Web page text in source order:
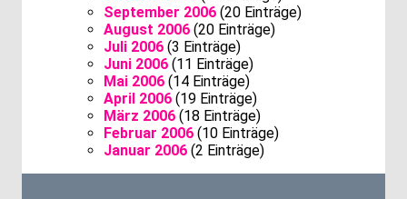
September 2006 (20 Einträge)
August 2006 (20 Einträge)
Juli 2006 (3 Einträge)
Juni 2006 (11 Einträge)
Mai 2006 (14 Einträge)
April 2006 (19 Einträge)
März 2006 (18 Einträge)
Februar 2006 (10 Einträge)
Januar 2006 (2 Einträge)